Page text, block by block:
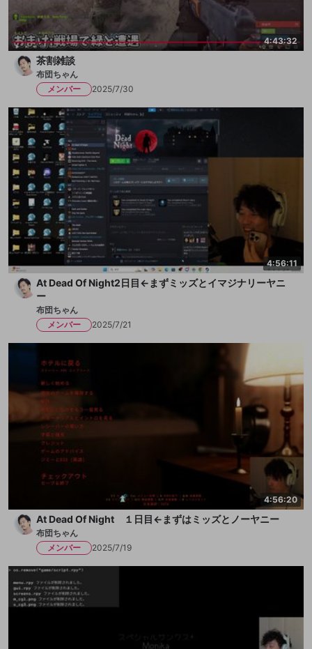
4:43:32
茶割雑談
布団ちゃん
メンバー
2025/7/30
4:56:11
At Dead Of Night2日目←まずミッズとイマジナリーヤニ
ー
布団ちゃん
メンバー
2025/7/21
4:56:20
At Dead Of Night １日目←まずはミッズとノーヤニー
布団ちゃん
メンバー
2025/7/19